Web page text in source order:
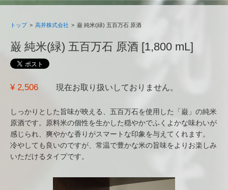
トップ > 高井株式会社 > 巌 純米(緑) 五百万石 原酒
巌 純米(緑) 五百万石 原酒 [1,800 mL]
¥ 2,506 現在お取り扱いしておりません。
しっかりとした旨味が映える、五百万石を使用した「巌」の純米
原酒です。原料米の個性を生かした穏やかでふくよかな味わいが
感じられ、爽やかな香りがスマートな印象を与えてくれます。
冷やしても良いのですが、常温で豊かな米の旨味をよりお楽しみ
いただけるタイプです。